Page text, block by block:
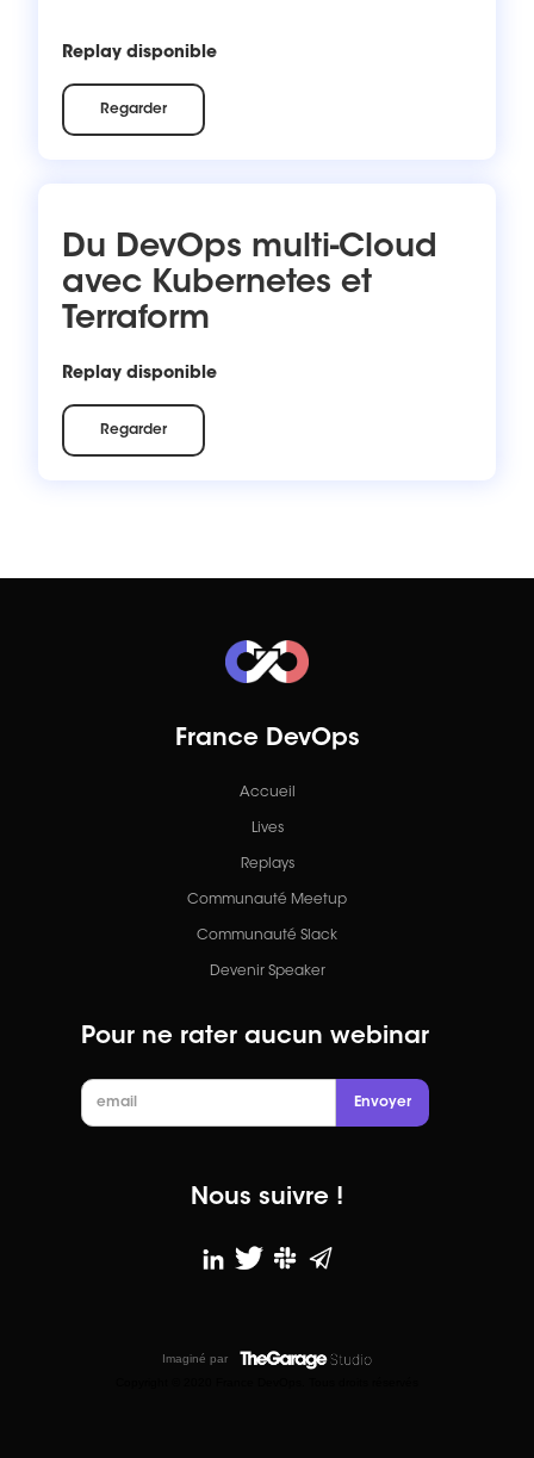
Replay disponible
Regarder
Du DevOps multi-Cloud
avec Kubernetes et
Terraform
Replay disponible
Regarder
France DevOps
Accueil
Lives
Replays
Communauté Meetup
Communauté Slack
Devenir Speaker
Pour ne rater aucun webinar
Nous suivre !
Imaginé par